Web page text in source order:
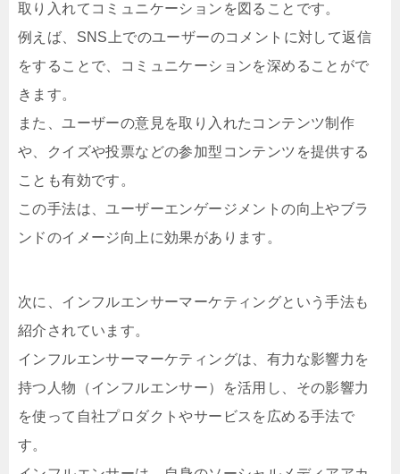
取り入れてコミュニケーションを図ることです。
例えば、SNS上でのユーザーのコメントに対して返信
をすることで、コミュニケーションを深めることがで
きます。
また、ユーザーの意見を取り入れたコンテンツ制作
や、クイズや投票などの参加型コンテンツを提供する
ことも有効です。
この手法は、ユーザーエンゲージメントの向上やブラ
ンドのイメージ向上に効果があります。
次に、インフルエンサーマーケティングという手法も
紹介されています。
インフルエンサーマーケティングは、有力な影響力を
持つ人物（インフルエンサー）を活用し、その影響力
を使って自社プロダクトやサービスを広める手法で
す。